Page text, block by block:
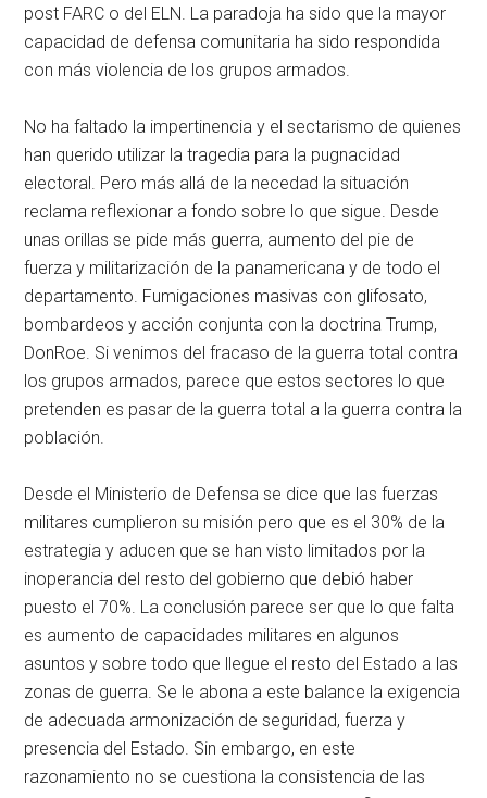
post FARC o del ELN. La paradoja ha sido que la mayor
capacidad de defensa comunitaria ha sido respondida
con más violencia de los grupos armados.
No ha faltado la impertinencia y el sectarismo de quienes
han querido utilizar la tragedia para la pugnacidad
electoral. Pero más allá de la necedad la situación
reclama reflexionar a fondo sobre lo que sigue. Desde
unas orillas se pide más guerra, aumento del pie de
fuerza y militarización de la panamericana y de todo el
departamento. Fumigaciones masivas con glifosato,
bombardeos y acción conjunta con la doctrina Trump,
DonRoe. Si venimos del fracaso de la guerra total contra
los grupos armados, parece que estos sectores lo que
pretenden es pasar de la guerra total a la guerra contra la
población.
Desde el Ministerio de Defensa se dice que las fuerzas
militares cumplieron su misión pero que es el 30% de la
estrategia y aducen que se han visto limitados por la
inoperancia del resto del gobierno que debió haber
puesto el 70%. La conclusión parece ser que lo que falta
es aumento de capacidades militares en algunos
asuntos y sobre todo que llegue el resto del Estado a las
zonas de guerra. Se le abona a este balance la exigencia
de adecuada armonización de seguridad, fuerza y
presencia del Estado. Sin embargo, en este
razonamiento no se cuestiona la consistencia de las